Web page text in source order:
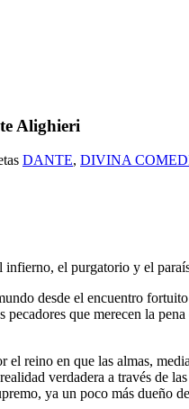
Alighieri
DANTE, DIVINA
el purgatorio y el
desde el encuentro
que merecen la
el reino en que las almas,
verdadera a través de
ya un poco más dueño